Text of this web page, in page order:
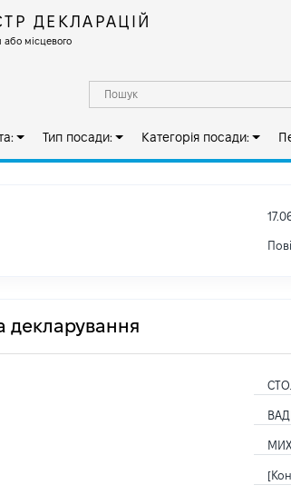
ДЕКЛАРАЦІЙ
місцевого
Тип посади: Категорія посади:
декларування